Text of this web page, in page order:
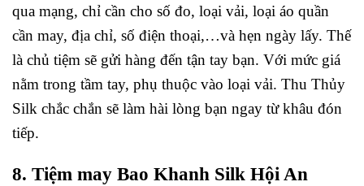
qua mạng, chỉ cần cho số đo, loại vải, loại áo quần
cần may, địa chỉ, số điện thoại,…và hẹn ngày lấy. Thế
là chủ tiệm sẽ gửi hàng đến tận tay bạn. Với mức giá
nằm trong tầm tay, phụ thuộc vào loại vải. Thu Thủy
Silk chắc chắn sẽ làm hài lòng bạn ngay từ khâu đón
tiếp.
8. Tiệm may Bao Khanh Silk Hội An